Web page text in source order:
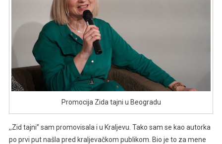
Promocija Zida tajni u Beogradu
,,Zid tajni’’ sam promovisala i u Kraljevu. Tako sam se kao autorka
po prvi put našla pred kraljevačkom publikom. Bio je to za mene